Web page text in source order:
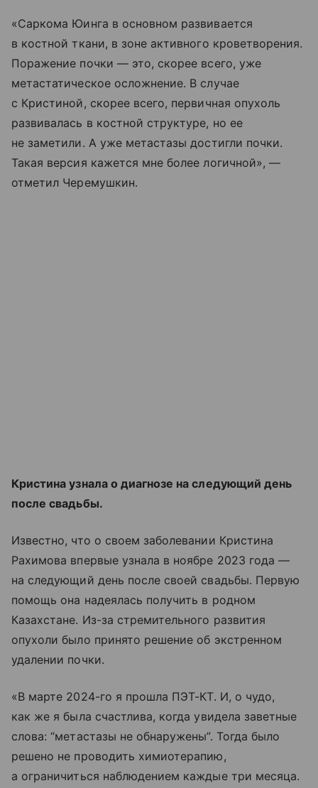
«Саркома Юинга в основном развивается
в костной ткани, в зоне активного кроветворения.
Поражение почки — это, скорее всего, уже
метастатическое осложнение. В случае
с Кристиной, скорее всего, первичная опухоль
развивалась в костной структуре, но ее
не заметили. А уже метастазы достигли почки.
Такая версия кажется мне более логичной», —
отметил Черемушкин.
Кристина узнала о диагнозе на следующий день
после свадьбы.
Известно, что о своем заболевании Кристина
Рахимова впервые узнала в ноябре 2023 года —
на следующий день после своей свадьбы. Первую
помощь она надеялась получить в родном
Казахстане. Из-за стремительного развития
опухоли было принято решение об экстренном
удалении почки.
«В марте 2024-го я прошла ПЭТ-КТ. И, о чудо,
как же я была счастлива, когда увидела заветные
слова: “метастазы не обнаружены”. Тогда было
решено не проводить химиотерапию,
а ограничиться наблюдением каждые три месяца.